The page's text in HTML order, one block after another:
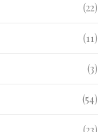
(22)
(11)
(3)
(54)